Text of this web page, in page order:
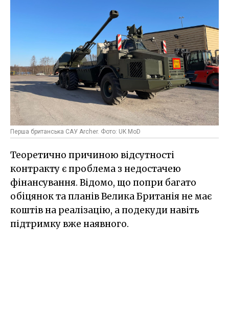
Перша британська САУ Archer. Фото: UK MoD
Теоретично причиною відсутності
контракту є проблема з недостачею
фінансування. Відомо, що попри багато
обіцянок та планів Велика Британія не має
коштів на реалізацію, а подекуди навіть
підтримку вже наявного.